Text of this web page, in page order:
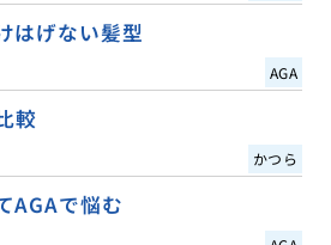
はげない髪型
AGA
較
かつら
AGAで悩む